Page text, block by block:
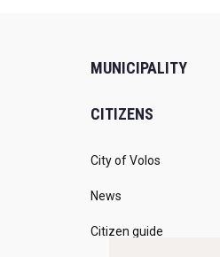
MUNICIPALITY
CITIZENS
City of Volos
News
Citizen guide